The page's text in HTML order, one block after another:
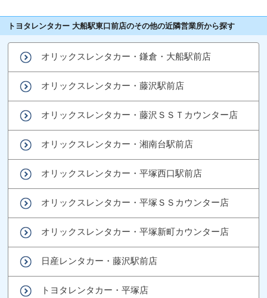
トヨタレンタカー 大船駅東口前店のその他の近隣営業所から探す
オリックスレンタカー・鎌倉・大船駅前店
オリックスレンタカー・藤沢駅前店
オリックスレンタカー・藤沢ＳＳＴカウンター店
オリックスレンタカー・湘南台駅前店
オリックスレンタカー・平塚西口駅前店
オリックスレンタカー・平塚ＳＳカウンター店
オリックスレンタカー・平塚新町カウンター店
日産レンタカー・藤沢駅前店
トヨタレンタカー・平塚店